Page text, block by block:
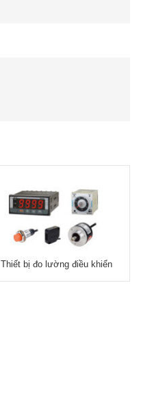
Thiết bị đo lường điều khiển